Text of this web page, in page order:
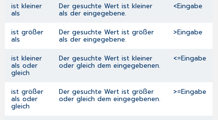
ist kleiner
als
Der gesuchte Wert ist kleiner
als der eingegebene.
<Eingabe
ist größer
als
Der gesuchte Wert ist größer
als der eingegebene.
>Eingabe
ist kleiner
als oder
gleich
Der gesuchte Wert ist kleiner
oder gleich dem eingegebenen.
<=Eingabe
ist größer
als oder
gleich
Der gesuchte Wert ist größer
oder gleich dem eingegebenen.
>=Eingabe